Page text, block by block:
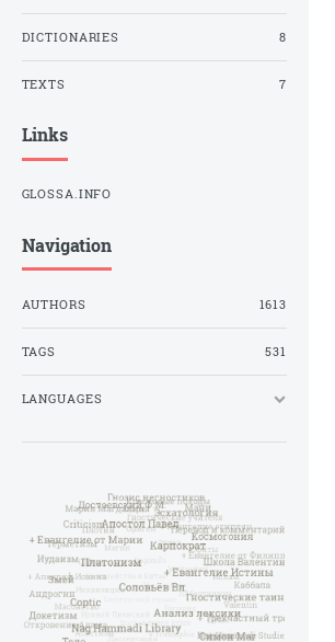
DICTIONARIES 8
TEXTS 7
Links
GLOSSA.INFO
Navigation
AUTHORS 1613
TAGS 531
LANGUAGES